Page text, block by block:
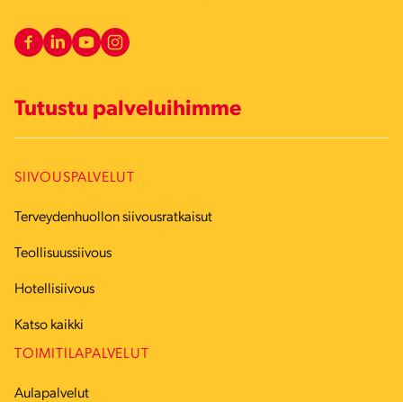
Tutustu palveluihimme
SIIVOUSPALVELUT
Terveydenhuollon siivousratkaisut
Teollisuussiivous
Hotellisiivous
Katso kaikki
TOIMITILAPALVELUT
Aulapalvelut